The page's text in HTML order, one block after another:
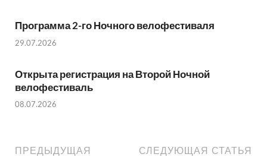
Программа 2-го Ночного велофестиваля
29.07.2026
Открыта регистрация на Второй Ночной
велофестиваль
08.07.2026
ПРЕДЫДУЩАЯ
СЛЕДУЮЩАЯ СТАТЬЯ